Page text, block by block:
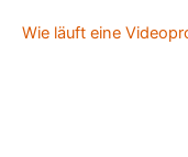
Wie läuft eine